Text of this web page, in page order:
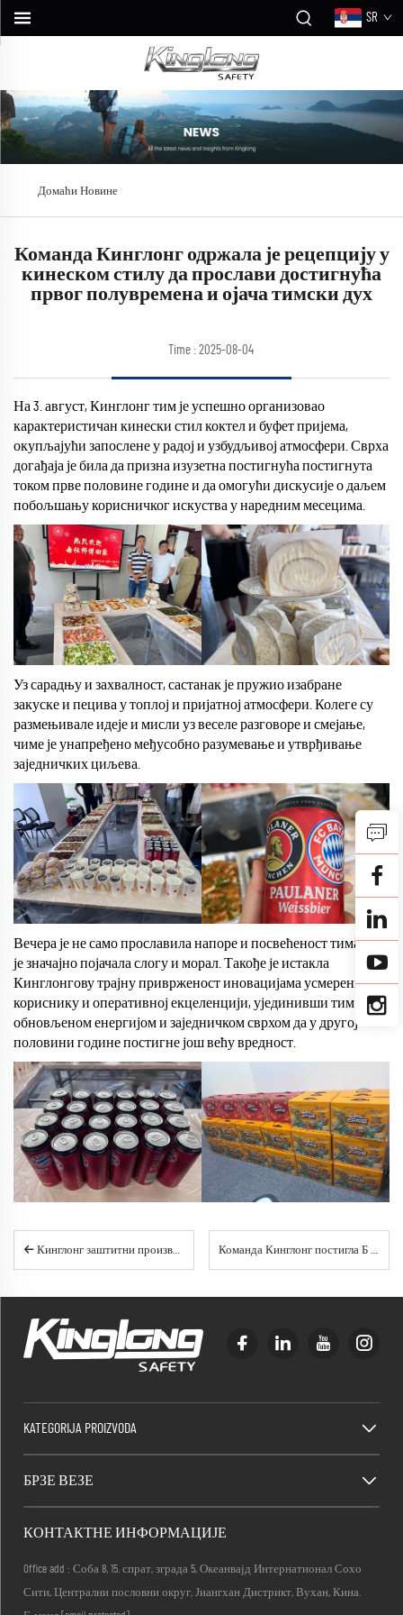
SR
Домаћи Новине
Команда Кинглонг одржала је рецепцију у
кинеском стилу да прослави достигнућа
првог полувремена и ојача тимски дух
Time : 2025-08-04
На 3. август, Кинглонг тим је успешно организовао
карактеристичан кинески стил коктел и буфет пријема,
окупљајући запослене у радој и узбудљивој атмосфери. Сврха
догађаја је била да призна изузетна постигнућа постигнута
током прве половине године и да омогући дискусије о даљем
побољшању корисничког искуства у наредним месецима.
Уз сарадњу и захвалност, састанак је пружио изабране
закуске и пецива у топлој и пријатној атмосфери. Колеге су
размењивале идеје и мисли уз веселе разговоре и смејање,
чиме је унапређено међусобно разумевање и утврђивање
заједничких циљева.
Вечера је не само прославила напоре и посвећеност тима, већ
је значајно појачала слогу и морал. Такође је истакла
Кинглонгову трајну приврженост иновацијама усмереним ка
кориснику и оперативној екцеленцији, ујединивши тим са
обновљеном енергијом и заједничком сврхом да у другој
половини године постигне још већу вредност.
Кинглонг заштитни производи (Хубеи), Лтд. Добије ЦЕ сертификацију за кључне производе Команда Кинглонг постигла Б степен у ажурираној ревизији система квалитета фабрике БВ, ојачавајући посвећеност производњи изврсности
KATEGORIJA PROIZVODA
БРЗЕ ВЕЗЕ
КОНТАКТНЕ ИНФОРМАЦИЈЕ
Office add : Соба 8, 15. спрат, зграда 5, Океанвајд Интернатионал Сохо
Сити, Централни пословни округ, Јиангхан Дистрикт, Вухан, Кина.